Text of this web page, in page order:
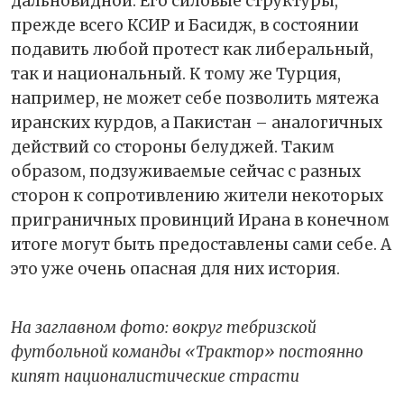
прежде всего КСИР и Басидж, в состоянии
подавить любой протест как либеральный,
так и национальный. К тому же Турция,
например, не может себе позволить мятежа
иранских курдов, а Пакистан – аналогичных
действий со стороны белуджей. Таким
образом, подзуживаемые сейчас с разных
сторон к сопротивлению жители некоторых
приграничных провинций Ирана в конечном
итоге могут быть предоставлены сами себе. А
это уже очень опасная для них история.
На заглавном фото: вокруг тебризской
футбольной команды «Трактор» постоянно
кипят националистические страсти